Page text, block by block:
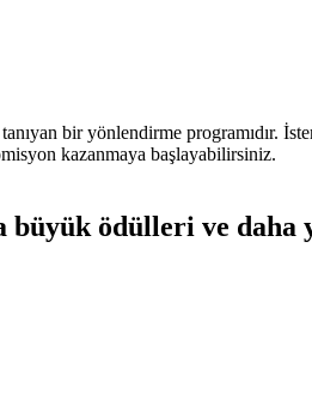
bir yönlendirme programıdır.
kazanmaya başlayabilirsiniz.
büyük ödülleri ve